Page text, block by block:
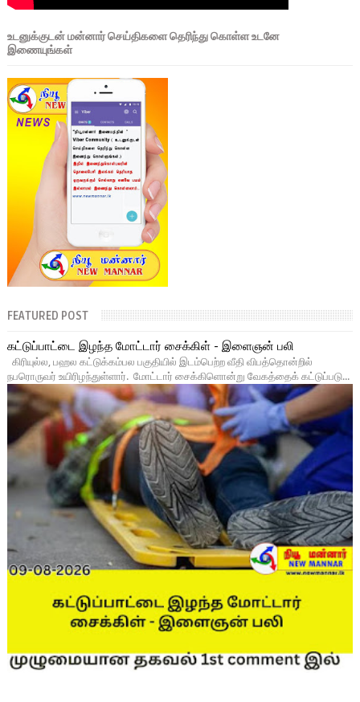
உடனுக்குடன் மன்னார் செய்திகளை தெரிந்து கொள்ள உடனே
இணையுங்கள்
FEATURED POST
கட்டுப்பாட்டை இழந்த மோட்டார் சைக்கிள் - இளைஞன் பலி
கிரியுல்ல, பஹல கட்டுக்கம்பல பகுதியில் இடம்பெற்ற வீதி விபத்தொன்றில்
நபரொருவர் உயிரிழந்துள்ளார். மோட்டார் சைக்கிளொன்று வேகத்தைக் கட்டுப்படு...